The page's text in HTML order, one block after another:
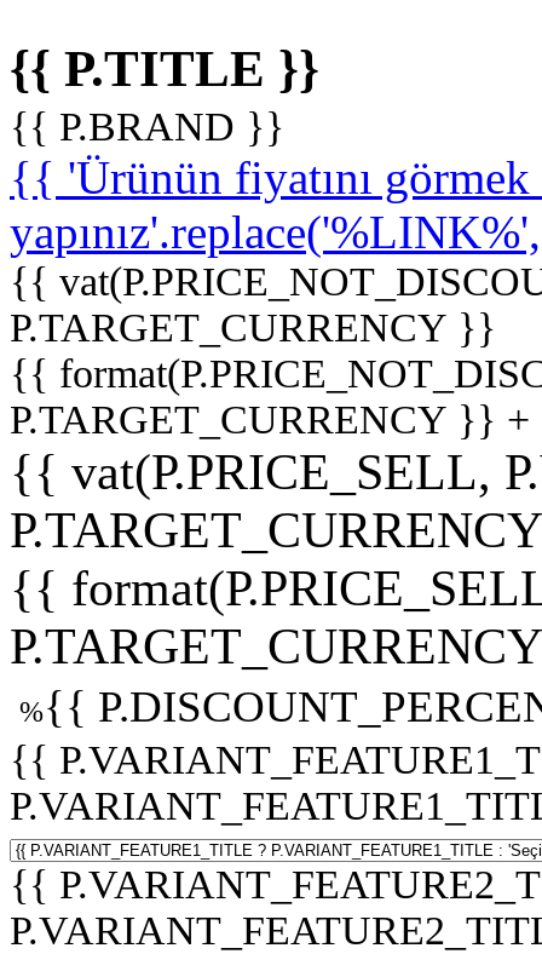
{{ P.TITLE }}
{{ P.BRAND }}
{{ 'Ürünün fiyatını
{{
P.TARGET_CURRENCY }}
{{
P.TARGET_CURRENCY }}
{{ vat(P.PRICE_SELL,
{{
%{{
{{
{{